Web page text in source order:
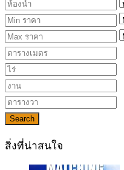
Search
สิ่งที่น่าสนใจ